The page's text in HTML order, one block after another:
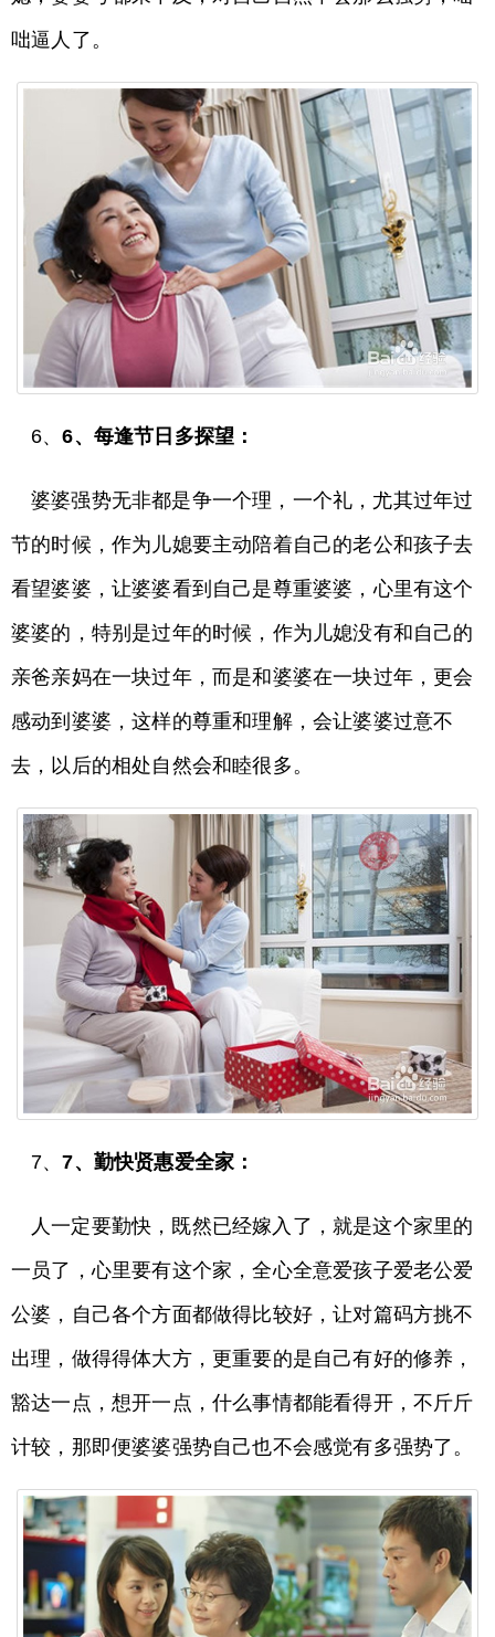
咄逼人了。
6、6、每逢节日多探望：
婆婆强势无非都是争一个理，一个礼，尤其过年过
节的时候，作为儿媳要主动陪着自己的老公和孩子去
看望婆婆，让婆婆看到自己是尊重婆婆，心里有这个
婆婆的，特别是过年的时候，作为儿媳没有和自己的
亲爸亲妈在一块过年，而是和婆婆在一块过年，更会
感动到婆婆，这样的尊重和理解，会让婆婆过意不
去，以后的相处自然会和睦很多。
7、7、勤快贤惠爱全家：
人一定要勤快，既然已经嫁入了，就是这个家里的
一员了，心里要有这个家，全心全意爱孩子爱老公爱
公婆，自己各个方面都做得比较好，让对篇码方挑不
出理，做得得体大方，更重要的是自己有好的修养，
豁达一点，想开一点，什么事情都能看得开，不斤斤
计较，那即便婆婆强势自己也不会感觉有多强势了。